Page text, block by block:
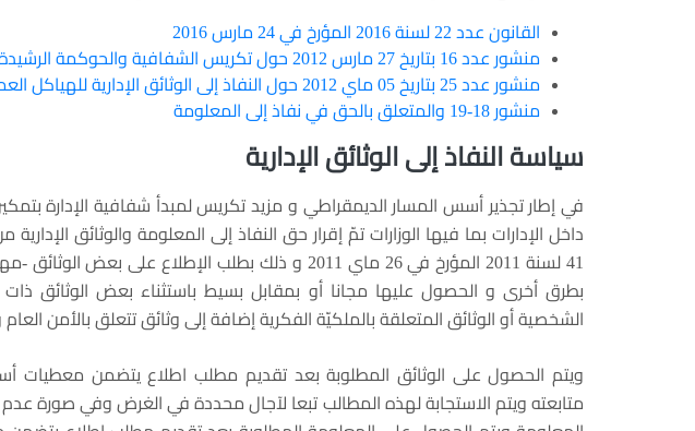
القانون عدد 22 لسنة 2016 المؤرخ في 24 مارس 2016
منشور عدد 16 بتاريخ 27 مارس 2012 حول تكريس الشفافية والحوكمة الرشيدة ومقاومة الفساد
منشور عدد 25 بتاريخ 05 ماي 2012 حول النفاذ إلى الوثائق الإدارية للهياكل العمومية
منشور 18-19 والمتعلق بالحق في نفاذ إلى المعلومة
سياسة النفاذ إلى الوثائق الإدارية
في إطار تجذير أسس المسار الديمقراطي و مزيد تكريس لمبدأ شفافية الإدارة
داخل الإدارات بما فيها الوزارات تمّ إقرار حق النفاذ إلى المعلومة والوثائق
41 لسنة 2011 المؤرخ في 26 ماي 2011 و ذلك بطلب الإطلاع
بطرق أخرى و الحصول عليها مجانا أو بمقابل بسيط باستثناء بعض الوثائق ذات
الشخصية أو الوثائق المتعلقة بالملكيّة الفكرية إضافة إلى وثائق تتعلق بالأمن العام
ويتم الحصول على الوثائق المطلوبة بعد تقديم مطلب اطلاع يتضمن معطيات
متابعته ويتم الاستجابة لهذه المطالب تبعا لآجال محددة في الغرض وفي صورة عدم